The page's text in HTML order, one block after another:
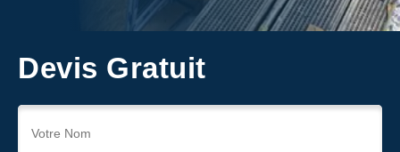
Devis Gratuit